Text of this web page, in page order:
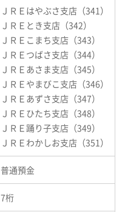
ＪＲＥはやぶさ支店（341）
ＪＲＥとき支店（342）
ＪＲＥこまち支店（343）
ＪＲＥつばさ支店（344）
ＪＲＥあさま支店（345）
ＪＲＥやまびこ支店（346）
ＪＲＥあずさ支店（347）
ＪＲＥひたち支店（348）
ＪＲＥ踊り子支店（349）
ＪＲＥわかしお支店（351）
普通預金
7桁